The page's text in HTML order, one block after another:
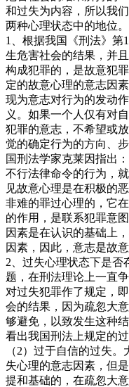
和过失为内容，所以我
两种心理状态中的地位。
1、根据我国《刑法》第
生危害社会的结果，并
构成犯罪的，是故意犯
定的故意心理的意志因
现为意志对行为的发动
义。如果一个人仅有对
犯罪的意志，不希望或
觉的确定行为的方向、
国刑法学家克莱因指出
不行法律命令的行为，
见故意心理是在积极的
非难的罪过心理的，它
的作用，是联系犯罪意
因素是在认识的基础上
因素，因此，意志是故
2、过失心理状态下是否
题，在刑法理论上一直
对过失犯罪作了规定，
会的结果，因为疏忽大
够避免，以致发生这种
看出我国刑法上规定的
（2）过于自信的过失
失心理的意志因素，但
提和基础的，在疏忽大